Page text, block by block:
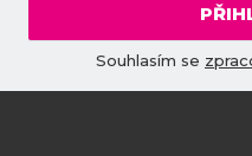
Souhlasím se